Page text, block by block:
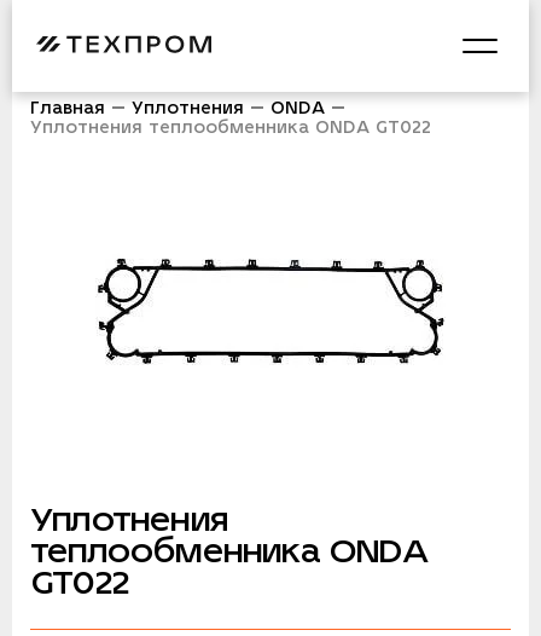
Главная Уплотнения
ONDA
Уплотнения теплообменника ONDA GT022
Уплотнения
теплообменника ONDA
GT022